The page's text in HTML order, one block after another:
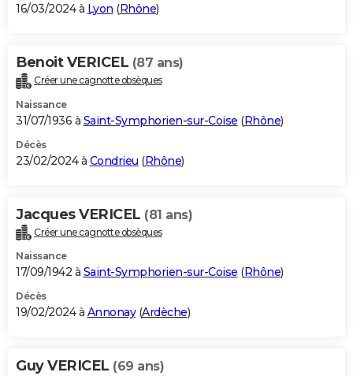
16/03/2024 à Lyon (Rhône)
Benoit VERICEL (87 ans)
Créer une cagnotte obsèques
Naissance
31/07/1936 à Saint-Symphorien-sur-Coise (Rhône)
Décès
23/02/2024 à Condrieu (Rhône)
Jacques VERICEL (81 ans)
Créer une cagnotte obsèques
Naissance
17/09/1942 à Saint-Symphorien-sur-Coise (Rhône)
Décès
19/02/2024 à Annonay(Ardèche)
Guy VERICEL (69 ans)